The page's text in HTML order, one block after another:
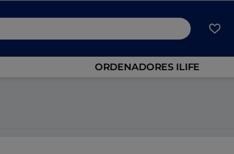
ORDENADORES ILIFE